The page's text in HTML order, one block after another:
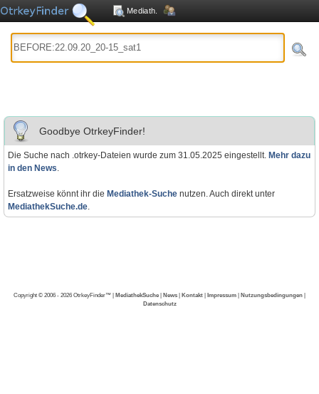
Mediath.
Goodbye OtrkeyFinder!
Die Suche nach .otrkey-Dateien wurde zum 31.05.2025 eingestellt. Mehr dazu
in den News.
Ersatzweise könnt ihr die Mediathek-Suche nutzen. Auch direkt unter
MediathekSuche.de.
Copyright © 2006 - 2026 OtrkeyFinder™ | MediathekSuche | News | Kontakt | Impressum | Nutzungsbedingungen |
Datenschutz